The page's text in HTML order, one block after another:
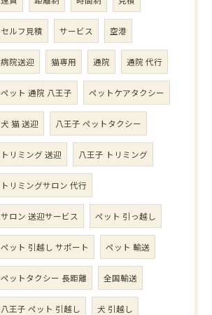
セルフ見積 サービス 空港
病院送迎 猫専用 通院 通院 代行
ペット 通院 八王子 ペットケアタクシー
犬 猫 送迎 八王子 ペットタクシー
トリミング 送迎 八王子 トリミング
トリミングサロン 代行
サロン 送迎サービス ペット 引っ越し
ペット 引越し サポート ペット 輸送
ペットタクシー 長距離 全国輸送
八王子 ペット 引越し 犬 引越し